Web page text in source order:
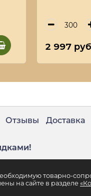
2 997
товарно-
на сайте в разделе
Отзывы
Доставка